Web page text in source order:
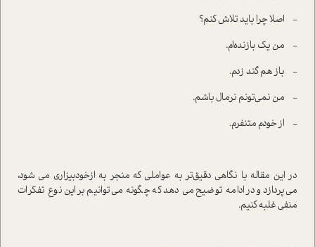
-
اصلا چرا باید تلاش کنم؟
-
من یک بازنده‌ام.
-
باز هم گند زدم.
-
من نمی‌تونم نرمال باشم.
-
از خودم متنفرم.
در این مقاله با نگاهی دقیق‌تر به عواملی که منجر به از‌خودبیزاری می شود،
می‌پردازد و در ادامه توضیح می دهد که چگونه می‌توانیم بر این نوع تفکرات
منفی غلبه کنیم.